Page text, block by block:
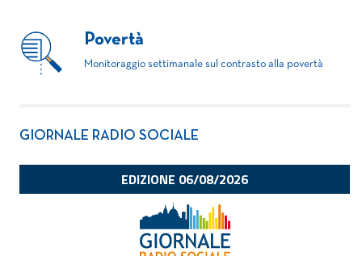
Povertà
Monitoraggio settimanale sul contrasto alla povertà
GIORNALE RADIO SOCIALE